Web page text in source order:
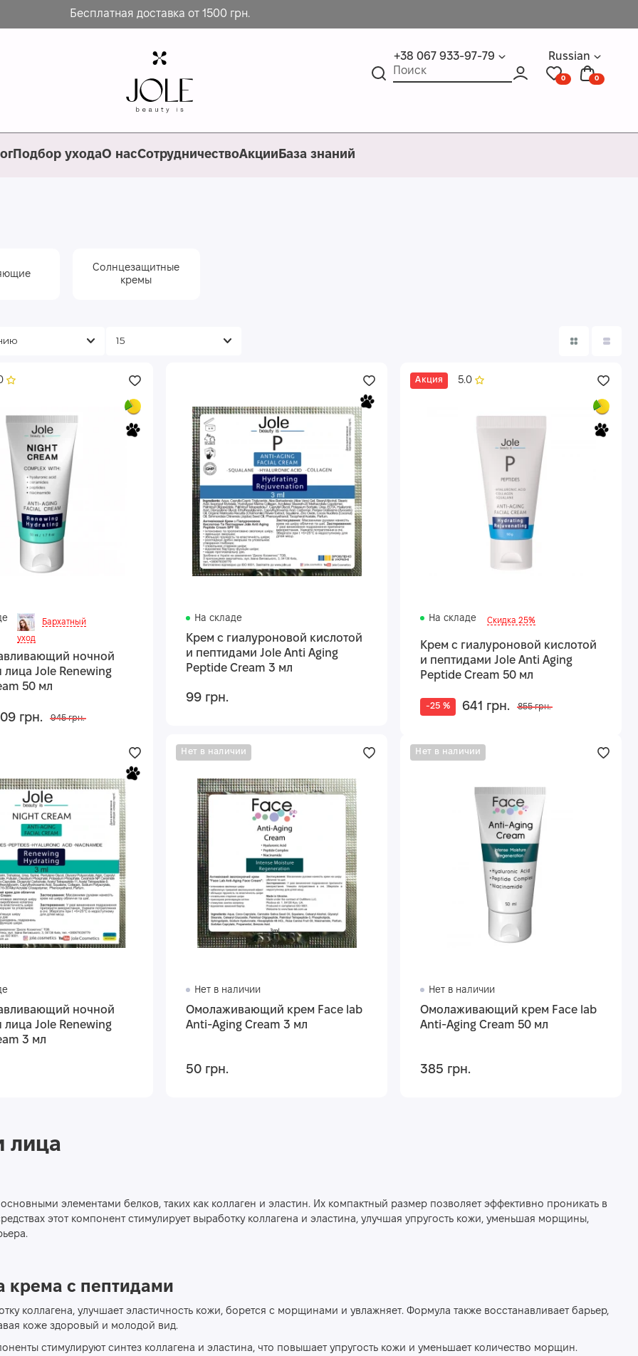
Бесплатная доставка от 1500 грн.
+38 067 933-97-79 Russian
0 0
Подбор уходаО насСотрудничествоАкцииБаза знаний
Солнцезащитные
кремы
Бархатный
уход
ночной
лица Jole Renewing
50 мл
грн. 945 грн.
На складе
Крем с гиалуроновой кислотой
и пептидами Jole Anti Aging
Peptide Cream 3 мл
99 грн.
Акция 5.0
На складе Скидка 25%
Крем с гиалуроновой кислотой
и пептидами Jole Anti Aging
Peptide Cream 50 мл
-25 % 641 грн. 855 грн.
ночной
лица Jole Renewing
3 мл
Нет в наличии
Нет в наличии
Омолаживающий крем Face lab
Anti-Aging Cream 3 мл
50 грн.
Нет в наличии
Нет в наличии
Омолаживающий крем Face lab
Anti-Aging Cream 50 мл
385 грн.
лица
элементами белков, таких как коллаген и эластин. Их компактный размер позволяет эффективно проникать в
этот компонент стимулирует выработку коллагена и эластина, улучшая упругость кожи, уменьшая морщины,
крема с пептидами
коллагена, улучшает эластичность кожи, борется с морщинами и увлажняет. Формула также восстанавливает барьер,
коже здоровый и молодой вид.
стимулируют синтез коллагена и эластина, что повышает упругость кожи и уменьшает количество морщин.